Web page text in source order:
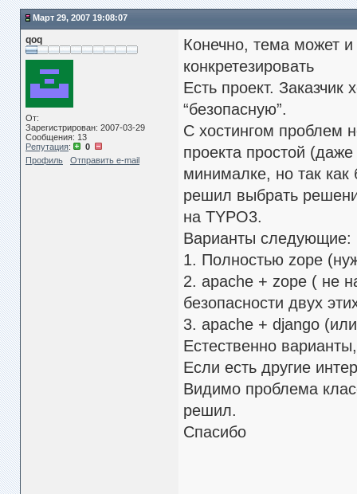
Март 29, 2007 19:08:07
qoq
От:
Зарегистрирован: 2007-03-29
Сообщения: 13
Репутация:
0
Профиль
Отправить e-mail
Конечно, тема может
конкретезировать
Есть проект. Заказчик
“безопасную”.
С хостингом проблем
проекта простой
минималке, но так как
решил выбрать
на TYPO3.
Варианты следующие:
1. Полностью zope
2. apache + zope ( не
безопасности двух
3. apache + django
Естественно
Если есть другие
Видимо проблема
решил.
Спасибо